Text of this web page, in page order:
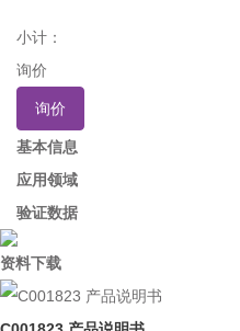
小计：
询价
询价
基本信息
应用领域
验证数据
资料下载